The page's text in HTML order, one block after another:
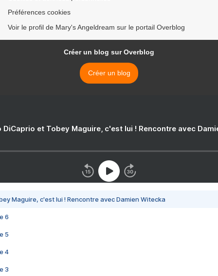
Préférences cookies
Voir le profil de Mary's Angeldream sur le portail Overblog
Créer un blog sur Overblog
Créer un blog
DiCaprio et Tobey Maguire, c'est lui ! Rencontre avec
Maguire, c'est lui ! Rencontre avec Damien Witecka
6
5
4
3